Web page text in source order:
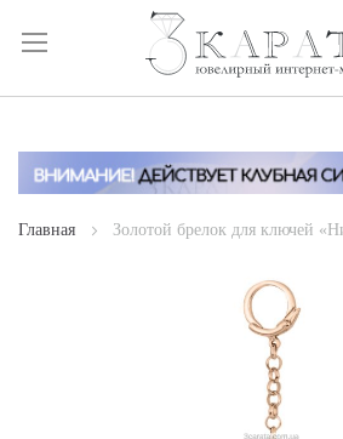
Skip
Content
Главная Золотой брелок для ключей